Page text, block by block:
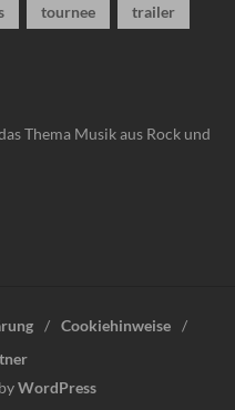
tournee trailer
Thema Musik aus Rock und
Cookiehinweise
WordPress